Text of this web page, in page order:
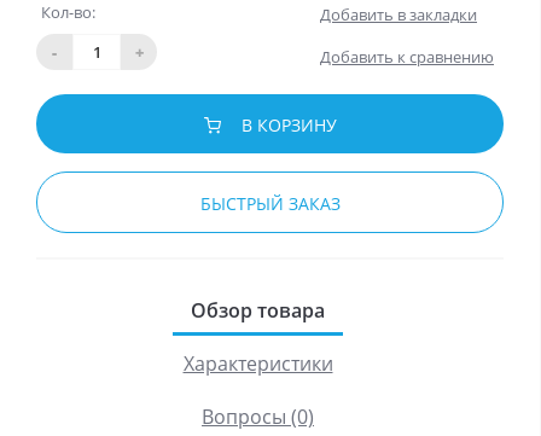
Кол-во:
-
+
Добавить в закладки
Добавить к сравнению
В КОРЗИНУ
БЫСТРЫЙ ЗАКАЗ
Обзор товара
Характеристики
Вопросы (0)